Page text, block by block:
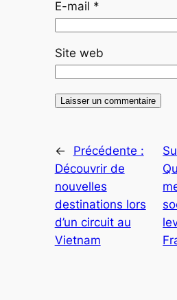
E-mail *
Site web
←
Précédente :
Découvrir de
nouvelles
destinations lors
d’un circuit au
Vietnam